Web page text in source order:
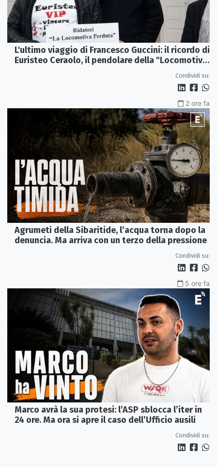
L'ultimo viaggio di Francesco Guccini: il ricordo di
Euristeo Ceraolo, il pendolare della "Locomotiva
Condividi su:
2 ore fa
Agrumeti della Sibaritide, l’acqua torna dopo la
denuncia. Ma arriva con un terzo della pressione
Condividi su:
5 ore fa
Marco avrà la sua protesi: l’ASP sblocca l’iter in
24 ore. Ma ora si apre il caso dell’Ufficio ausili
Condividi su: